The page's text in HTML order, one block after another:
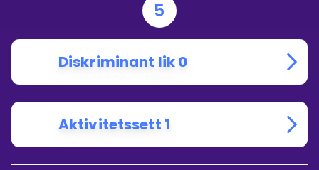
5
Diskriminant lik 0
Aktivitetssett 1